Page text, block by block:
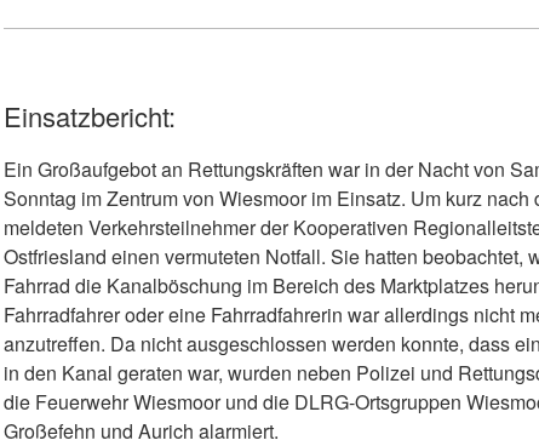
Einsatzbericht:
Ein Großaufgebot an Rettungskräften war in der Nacht von
Sonntag im Zentrum von Wiesmoor im Einsatz. Um kurz nach
meldeten Verkehrsteilnehmer der Kooperativen
Ostfriesland einen vermuteten Notfall. Sie hatten beobachtet,
Fahrrad die Kanalböschung im Bereich des Marktplatzes
Fahrradfahrer oder eine Fahrradfahrerin war allerdings nicht
anzutreffen. Da nicht ausgeschlossen werden konnte, dass
in den Kanal geraten war, wurden neben Polizei und
die Feuerwehr Wiesmoor und die DLRG-Ortsgruppen
Großefehn und Aurich alarmiert.